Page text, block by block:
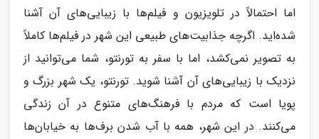
اما احتمالاً در تلویزیون و فیلم‌ها با زیبایی‌های آن آشنا
شده‌اید. اگرچه جذابیت‌های طبیعی این شهر در فیلم‌ها کاملاً
به تصویر نمی‌کشد، اما با سفر به تورنتو، شما می‌توانید از
نزدیک با زیبایی‌های آن آشنا شوید. تورنتو، یک شهر بزرگ و
پویا است که مردم با فرهنگ‌های متنوع در آن زندگی
می‌کنند. در این شهر، همه با آب شدن برف‌ها به خیابان‌ها